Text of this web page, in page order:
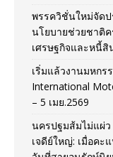
พรรควิชั่นใหม่จัด
นโยบายช่วยชาติ
เศรษฐกิจและหนี้สิ
เริ่มแล้วงานมหกร
International
– 5 เมย.2569
นครปฐมส้มไม่แผ่
เจดีย์ใหญ่: เมื่อคะ